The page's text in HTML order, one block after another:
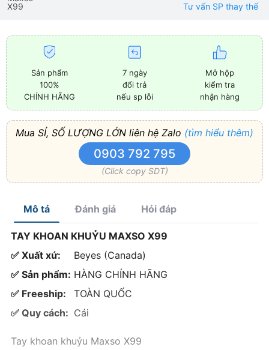
Tư vấn SP thay thế
Sản phẩm
100%
CHÍNH HÃNG
7 ngày
đổi trả
nếu sp lỗi
Mở hộp
kiểm tra
nhận hàng
Mua SỈ, SỐ LƯỢNG LỚN liên hệ Zalo (tìm hiểu thêm)
0903 792 795
(Click copy SDT)
Mô tả Đánh giá Hỏi đáp
TAY KHOAN KHUỶU MAXSO X99
✅ Xuất xứ:
Beyes (Canada)
✅ Sản phẩm: HÀNG CHÍNH HÃNG
✅ Freeship:
TOÀN QUỐC
✅ Quy cách: Cái
Tay khoan khuỷu Maxso X99